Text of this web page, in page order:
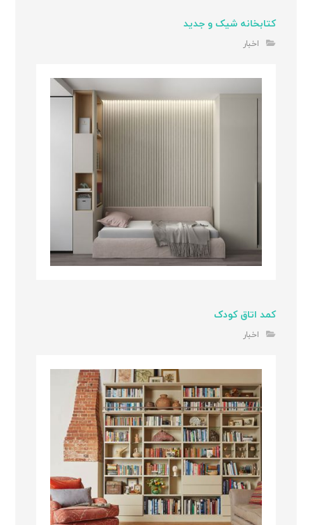
کتابخانه شیک و جدید
اخبار
کمد اتاق کودک
اخبار